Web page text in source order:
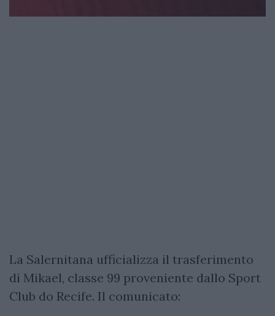
La Salernitana ufficializza il trasferimento
di Mikael, classe 99 proveniente dallo Sport
Club do Recife. Il comunicato: